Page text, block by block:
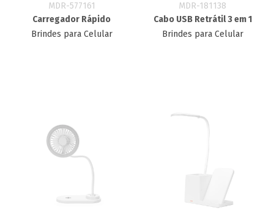
MDR-577161
Carregador Rápido
Brindes para Celular
MDR-181138
Cabo USB Retrátil 3 em 1
Brindes para Celular